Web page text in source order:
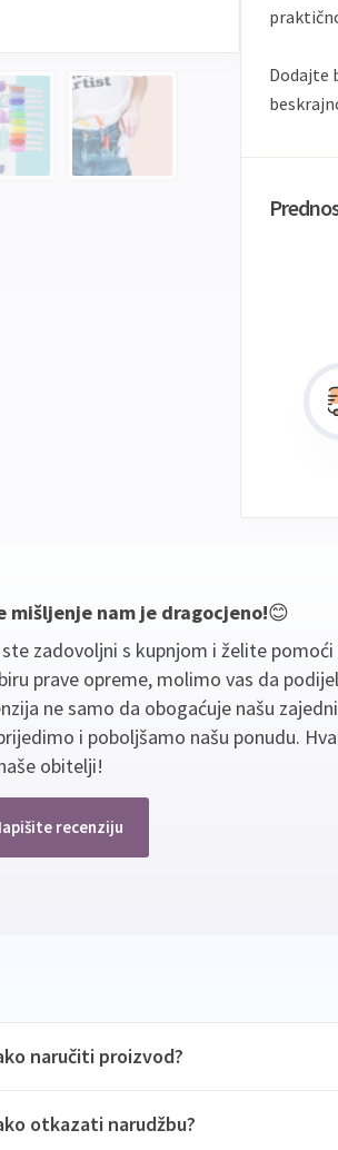
Dodajte
mišljenje nam je dragocjeno!😊
zadovoljni s kupnjom i želite
prave opreme, molimo vas da
ne samo da obogaćuje našu
i poboljšamo našu ponudu.
obitelji!
recenziju
naručiti proizvod?
otkazati narudžbu?